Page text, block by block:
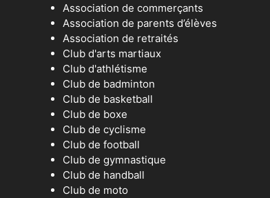
Association de commerçants
Association de parents d’élèves
Association de retraités
Club d'arts martiaux
Club d'athlétisme
Club de badminton
Club de basketball
Club de boxe
Club de cyclisme
Club de football
Club de gymnastique
Club de handball
Club de moto